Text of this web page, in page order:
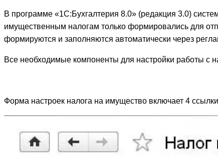
В программе «1С:Бухгалтерия 8.0» (редакция 3.0)
имущественным налогам только формировались для
формируются и заполняются автоматически через
Все необходимые компоненты для настройки работы с
Форма настроек налога на имущество включает 4 ссылки